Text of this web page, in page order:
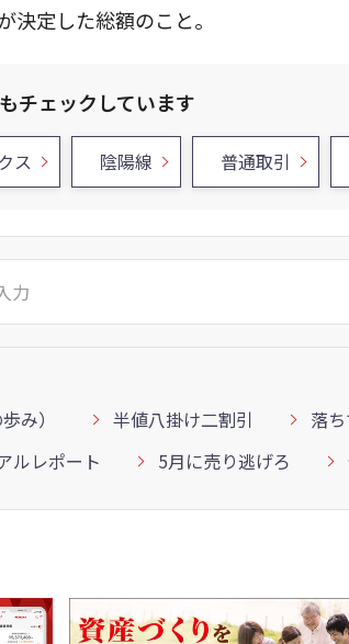
決定した総額のこと。
チェックしています
ス 陰陽線 普通取引
み）
半値八掛け二割引
落
ルレポート 5月に売り逃げろ